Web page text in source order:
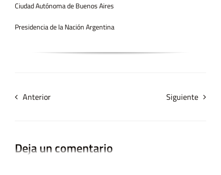
Ciudad Autónoma de Buenos Aires
Presidencia de la Nación Argentina
Anterior Siguiente
Deja un comentario